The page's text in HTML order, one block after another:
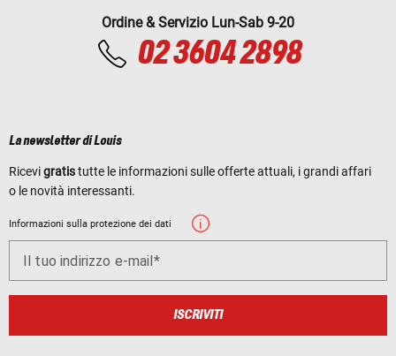
Ordine & Servizio Lun-Sab 9-20
02 3604 2898
La newsletter di Louis
Ricevigratistutte le informazioni sulle offerte attuali, i grandi affari
o le novità interessanti.
Informazioni sulla protezione dei dati
Il tuo indirizzo e-mail
ISCRIVITI